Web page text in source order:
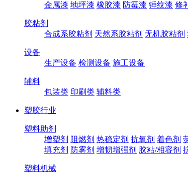
金属漆 地坪漆 橡胶漆 防霉漆 锤纹漆 修
胶粘剂
合成系胶粘剂 天然系胶粘剂 无机胶粘剂
设备
生产设备 检测设备 施工设备
辅料
包装类 印刷类 辅料类
塑胶行业
塑料助剂
增塑剂 阻燃剂 热稳定剂 抗氧剂 着色剂
填充剂 防雾剂 增韧增强剂 胶粘/相容剂
塑料机械